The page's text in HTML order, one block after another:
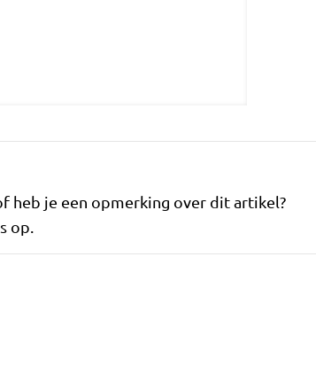
heb je een opmerking over dit artikel?
op.